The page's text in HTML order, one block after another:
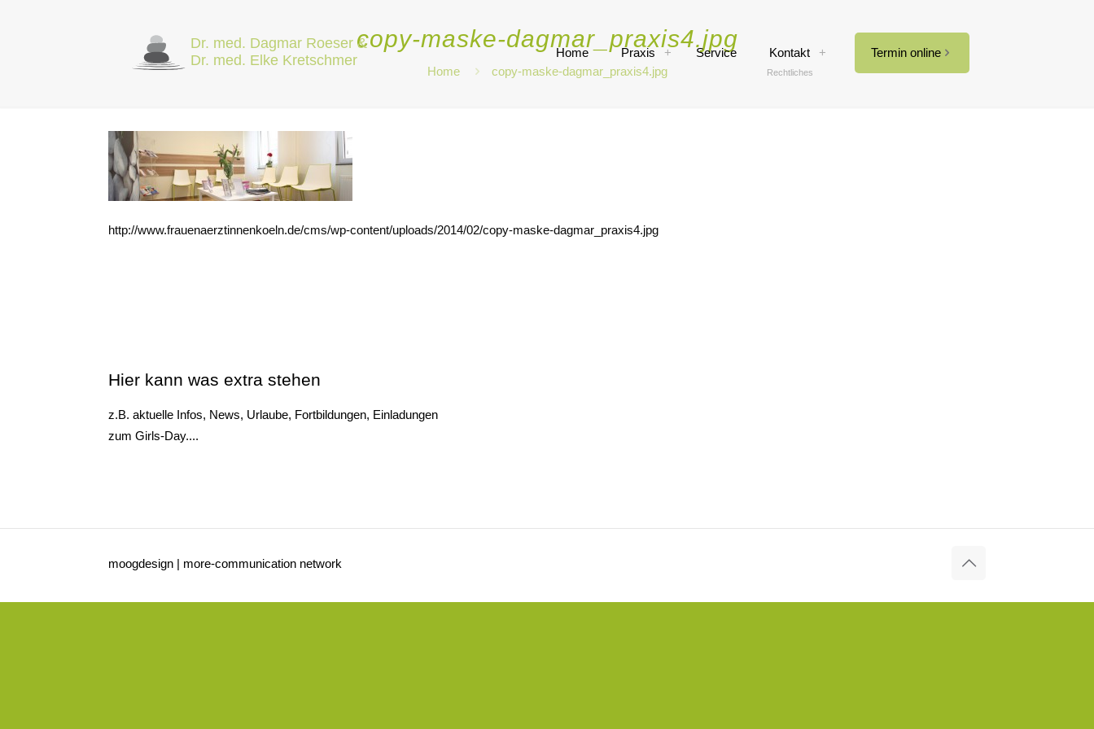
Home Praxis Service Kontakt
Rechtliches
Termin online
copy-maske-dagmar_praxis4.jpg
Home copy-maske-dagmar_praxis4.jpg
http://www.frauenaerztinnenkoeln.de/cms/wp-content/uploads/2014/02/copy-maske-dagmar_praxis4.jpg
Hier kann was extra stehen
z.B. aktuelle Infos, News, Urlaube, Fortbildungen, Einladungen
zum Girls-Day....
moogdesign | more-communication network